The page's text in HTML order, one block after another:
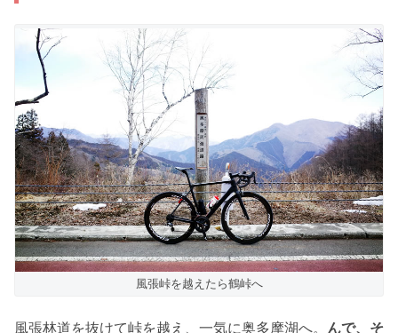
風張峠を越えたら鶴峠へ
風張林道を抜けて峠を越え、一気に奥多摩湖へ。 んで、そ